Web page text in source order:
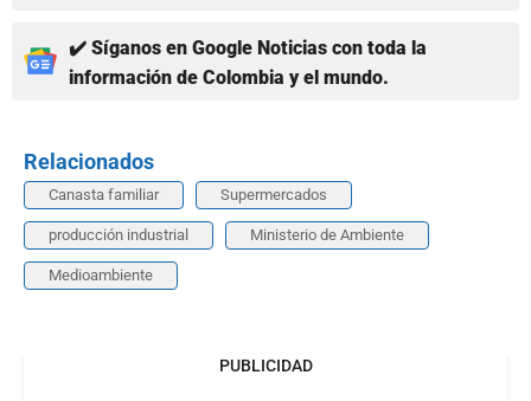
✔️ Síganos en Google Noticias con toda la
información de Colombia y el mundo.
Relacionados
Canasta familiar Supermercados
producción industrial Ministerio de Ambiente
Medioambiente
PUBLICIDAD